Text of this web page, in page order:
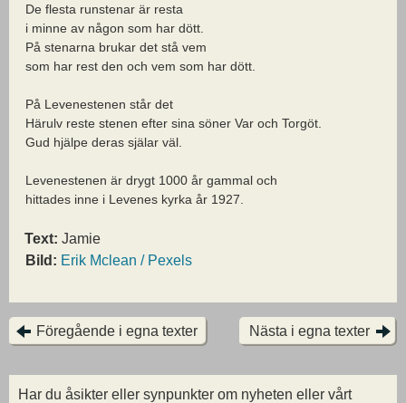
De flesta runstenar är resta
i minne av någon som har dött.
På stenarna brukar det stå vem
som har rest den och vem som har dött.
På Levenestenen står det
Härulv reste stenen efter sina söner Var och Torgöt.
Gud hjälpe deras själar väl.
Levenestenen är drygt 1000 år gammal och
hittades inne i Levenes kyrka år 1927.
Text: Jamie
Bild: Erik Mclean / Pexels
Föregående i egna texter Nästa i egna texter
Har du åsikter eller synpunkter om nyheten eller vårt